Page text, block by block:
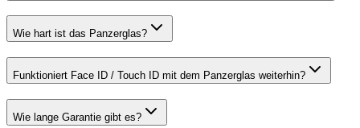
Wie hart ist das Panzerglas?
Funktioniert Face ID / Touch ID mit dem Panzerglas weiterhin?
Wie lange Garantie gibt es?